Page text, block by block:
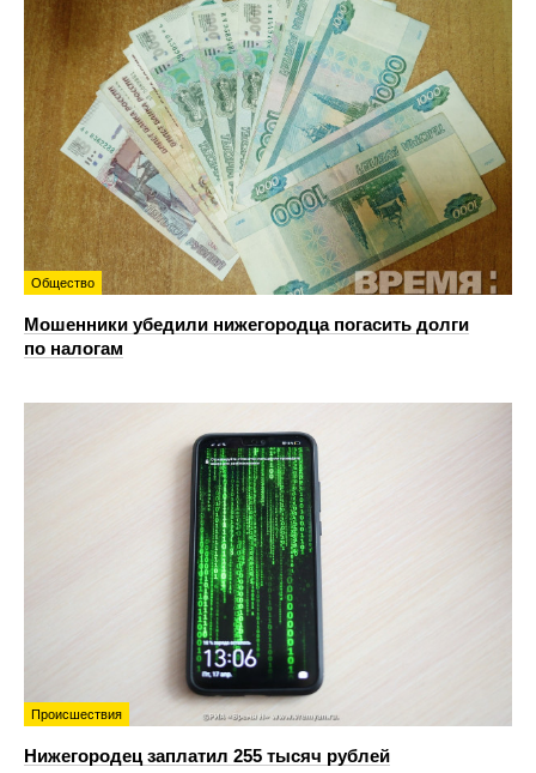
Общество
Мошенники убедили нижегородца погасить долги
по налогам
Происшествия
Нижегородец заплатил 255 тысяч рублей